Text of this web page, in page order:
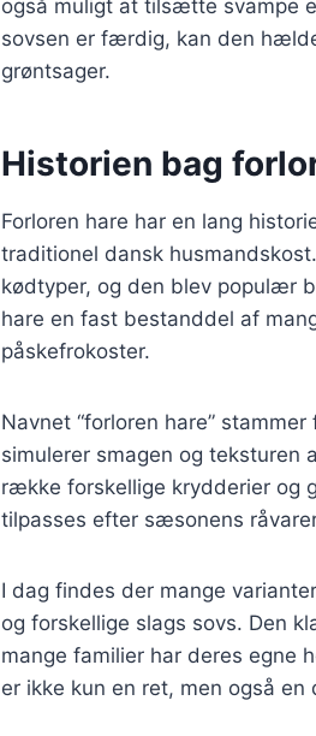
også muligt at tilsætte svampe
sovsen er færdig, kan den
grøntsager.
Historien bag
Forloren hare har en lang
traditionel dansk
kødtyper, og den blev populær
hare en fast bestanddel af
påskefrokoster.
Navnet “forloren hare”
simulerer smagen og
række forskellige krydderier og
tilpasses efter sæsonens
I dag findes der mange
og forskellige slags sovs. Den
mange familier har deres egne
er ikke kun en ret, men også